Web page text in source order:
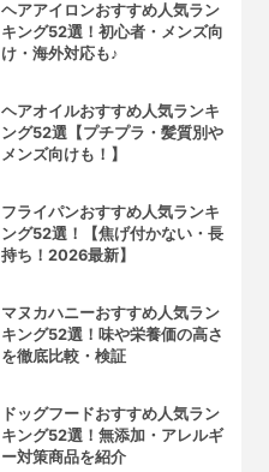
ヘアアイロンおすすめ人気ラン
キング52選！初心者・メンズ向
け・海外対応も♪
ヘアオイルおすすめ人気ランキ
ング52選【プチプラ・髪質別や
メンズ向けも！】
フライパンおすすめ人気ランキ
ング52選！【焦げ付かない・長
持ち！2026最新】
マヌカハニーおすすめ人気ラン
キング52選！味や栄養価の高さ
を徹底比較・検証
ドッグフードおすすめ人気ラン
キング52選！無添加・アレルギ
ー対策商品を紹介